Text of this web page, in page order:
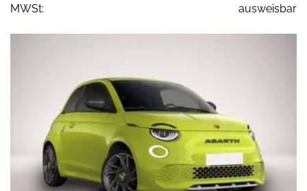
MWSt:
ausweisbar